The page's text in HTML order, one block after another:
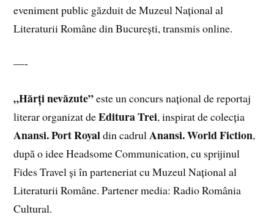
eveniment public găzduit de Muzeul Național al
Literaturii Române din București, transmis online.
—-
„Hărți nevăzute”este un concurs național de reportaj
literar organizat deEditura Trei, inspirat de colecția
Anansi. Port Royaldin cadrulAnansi. World Fiction,
după o idee Headsome Communication, cu sprijinul
Fides Travel și în parteneriat cu Muzeul Național al
Literaturii Române. Partener media: Radio România
Cultural.